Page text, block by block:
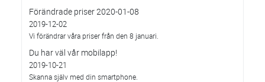
Förändrade priser 2020-01-08
2019-12-02
Vi förändrar våra priser från den 8 januari.
Du har väl vår mobilapp!
2019-10-21
Skanna själv med din smartphone.